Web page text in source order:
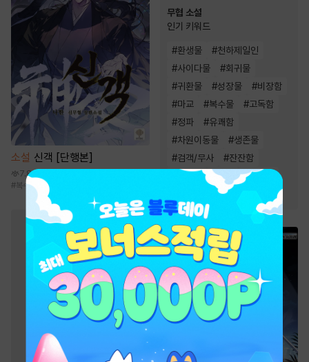
소설 신객 [단행본]
7.8만
#복수물 성장물
무협 소설
인기 키워드
#환생물 #천하제일인
#사이다물 #회귀물
#귀환물 #성장물 #비장함
#마교 #복수물 #고독함
#정파 #유쾌함
#차원이동물 #생존물
#검객/무사 #잔잔함
#천마 #통쾌함